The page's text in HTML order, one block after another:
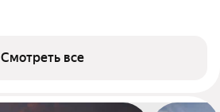
Смотреть все